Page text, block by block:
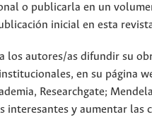
o publicarla en un
inicial en esta
los autores/as difundir su
en su página
Researchgate;
interesantes y aumentar las